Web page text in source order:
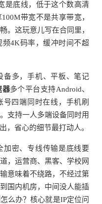
是底线，低于这个数高清
带宽不是共享带宽，
。这玩意儿写在合同里，
4K码率，缓冲时间不超
备多，手机、平板、笔记
器多个平台支持Android、
号四端同时在线，手机刷
支持一人多端设备同时用
，省心的细节最打动人。
加密、专线传输是底线要
，运营商、黑客、学校网
意味着不绕路，不经过第
国内机房，中间没人能插
么办？核心就是IP定位问